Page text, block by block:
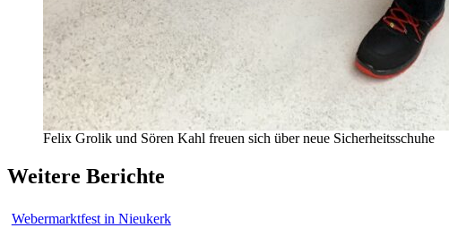
Felix Grolik und Sören Kahl freuen sich über neue Sicherheitsschuhe
Weitere Berichte
Webermarktfest in Nieukerk